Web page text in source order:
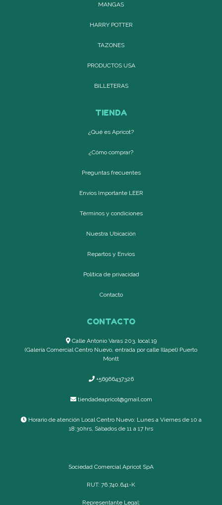
MANGAS
HARRY POTTER
TAZONES
PRODUCTOS USA
BILLETERAS
TIENDA
¿Qué es Apricot?
¿Cómo comprar?
Preguntas frecuentes
Envíos Importante LEER
Términos y condiciones
Nuestra Ubicación
Repartos y Envíos
Política de privacidad
Contacto
CONTACTO
Calle Antonio Varas 203, local 19
(Galería Comercial Centro Nuevo, entrada por calle Illapel) Puerto
Montt
+56966437326
tiendadeapricot@gmail.com
Horario de atención Local Centro Nuevo: Lunes a Viernes de 10 a
18:30hrs, Sábados de 11 a 17 hrs
Sociedad Comercial Apricot SpA
RUT: 76.740.641-K
Representante Legal: